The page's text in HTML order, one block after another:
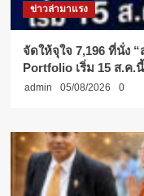
ข่าวล่ามาแรง
จัดให้จุใจ 7,196 ที่นั่ง
Portfolio เริ่ม 15 ส.ค.นี้
admin 05/08/2026 0